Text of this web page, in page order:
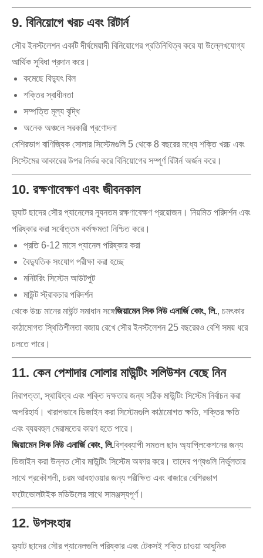
9. বিনিয়োগে খরচ এবং রিটার্ন
সৌর ইনস্টলেশন একটি দীর্ঘমেয়াদী বিনিয়োগের প্রতিনিধিত্ব করে যা উল্লেখযোগ্য
আর্থিক সুবিধা প্রদান করে।
কমেছে বিদ্যুৎ বিল
শক্তির স্বাধীনতা
সম্পত্তি মূল্য বৃদ্ধি
অনেক অঞ্চলে সরকারী প্রণোদনা
বেশিরভাগ বাণিজ্যিক সোলার সিস্টেমগুলি 5 থেকে 8 বছরের মধ্যে শক্তি খরচ এবং
সিস্টেমের আকারের উপর নির্ভর করে বিনিয়োগের সম্পূর্ণ রিটার্ন অর্জন করে।
10. রক্ষণাবেক্ষণ এবং জীবনকাল
ফ্ল্যাট ছাদের সৌর প্যানেলের ন্যূনতম রক্ষণাবেক্ষণ প্রয়োজন। নিয়মিত পরিদর্শন এবং
পরিষ্কার করা সর্বোত্তম কর্মক্ষমতা নিশ্চিত করে।
প্রতি 6-12 মাসে প্যানেল পরিষ্কার করা
বৈদ্যুতিক সংযোগ পরীক্ষা করা হচ্ছে
মনিটরিং সিস্টেম আউটপুট
মাউন্ট স্ট্রাকচার পরিদর্শন
থেকে উচ্চ মানের মাউন্ট সমাধান সঙ্গেজিয়ামেন সিক নিউ এনার্জি কোং, লি., চমৎকার
কাঠামোগত স্থিতিশীলতা বজায় রেখে সৌর ইনস্টলেশন 25 বছরেরও বেশি সময় ধরে
চলতে পারে।
11. কেন পেশাদার সোলার মাউন্টিং সলিউশন বেছে নিন
নিরাপত্তা, স্থায়িত্ব এবং শক্তি দক্ষতার জন্য সঠিক মাউন্টিং সিস্টেম নির্বাচন করা
অপরিহার্য। খারাপভাবে ডিজাইন করা সিস্টেমগুলি কাঠামোগত ক্ষতি, শক্তির ক্ষতি
এবং ব্যয়বহুল মেরামতের কারণ হতে পারে।
জিয়ামেন সিক নিউ এনার্জি কোং, লি.বিশ্বব্যাপী সমতল ছাদ অ্যাপ্লিকেশনের জন্য
ডিজাইন করা উন্নত সৌর মাউন্টিং সিস্টেম অফার করে। তাদের পণ্যগুলি নির্ভুলতার
সাথে প্রকৌশলী, চরম আবহাওয়ার জন্য পরীক্ষিত এবং বাজারে বেশিরভাগ
ফটোভোলটাইক মডিউলের সাথে সামঞ্জস্যপূর্ণ।
12. উপসংহার
ফ্ল্যাট ছাদের সৌর প্যানেলগুলি পরিষ্কার এবং টেকসই শক্তি চাওয়া আধুনিক